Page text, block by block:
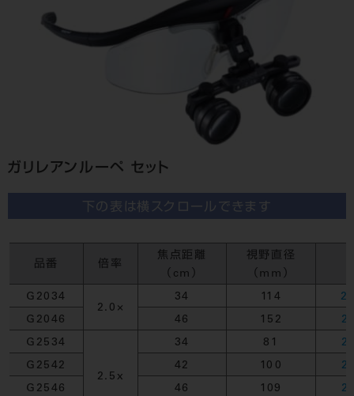
ガリレアンルーペ セット
下の表は横スクロールできます
品番 倍率
焦点距離
（cm）
視野直径
（mm）
G2034
2.0×
34 114
G2046 46 152
G2534
2.5x
34 81
G2542 42 100
G2546 46 109